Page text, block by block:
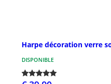
Harpe décoration verre
DISPONIBLE